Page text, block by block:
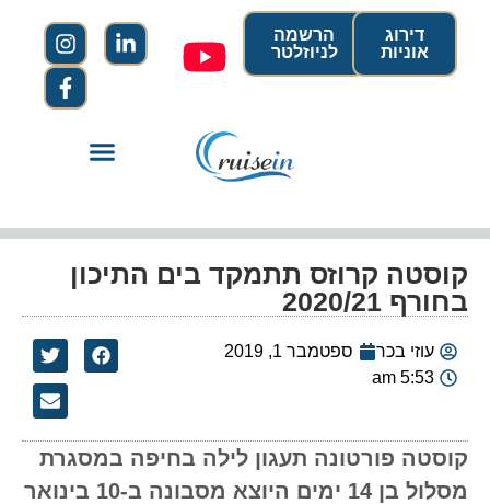
הרשמה
לניוזלטר
דירוג
אוניות
קוסטה קרוזס תתמקד בים התיכון
בחורף 2020/21
עוזי בכר
ספטמבר 1, 2019
5:53 am
קוסטה פורטונה תעגון לילה בחיפה במסגרת
מסלול בן 14 ימים היוצא מסבונה ב-10 בינואר